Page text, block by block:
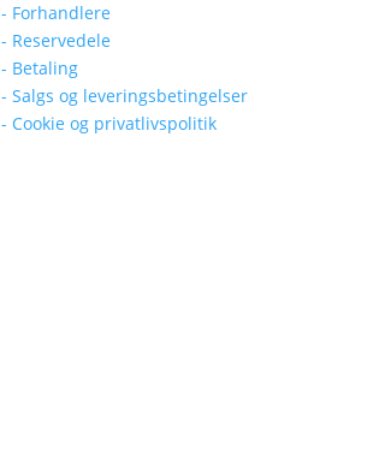
- Forhandlere
- Reservedele
- Betaling
- Salgs og leveringsbetingelser
- Cookie og privatlivspolitik